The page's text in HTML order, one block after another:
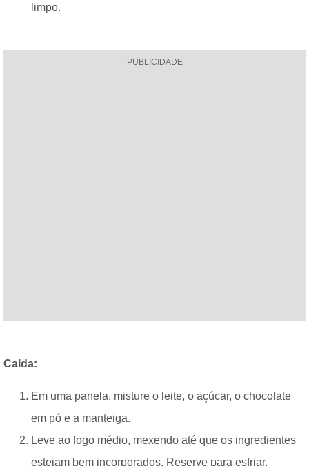
limpo.
PUBLICIDADE
Calda:
Em uma panela, misture o leite, o açúcar, o chocolate
em pó e a manteiga.
Leve ao fogo médio, mexendo até que os ingredientes
estejam bem incorporados. Reserve para esfriar.